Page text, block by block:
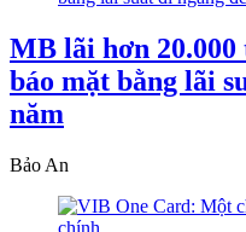
MB lãi hơn 20.000
báo mặt bằng lãi
năm
Bảo An